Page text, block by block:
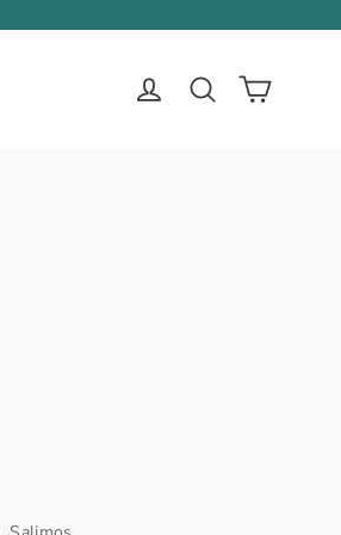
IngresarBuscarCarrito